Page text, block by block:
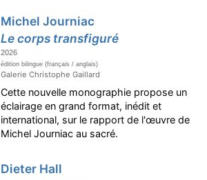
Michel Journiac
Le corps transfiguré
2026
édition bilingue (français / anglais)
Galerie Christophe Gaillard
Cette nouvelle monographie propose un
éclairage en grand format, inédit et
international, sur le rapport de l'œuvre de
Michel Journiac au sacré.
Dieter Hall